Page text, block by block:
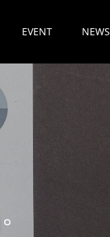
EVENT NEWS
。